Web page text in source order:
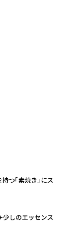
つ「素焼き」にス
少しのエッセンス